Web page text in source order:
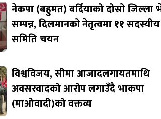
नेकपा (बहुमत) बर्दियाको दोस्रो जिल्ला
सम्पन्न, दिलमानको नेतृत्वमा ११ सदस्यीय
समिति चयन
विश्वविजय, सीमा आजादलगायतमाथि
अवसरवादको आरोप लगाउँदै भाकपा
(माओवादी)को वक्तव्य